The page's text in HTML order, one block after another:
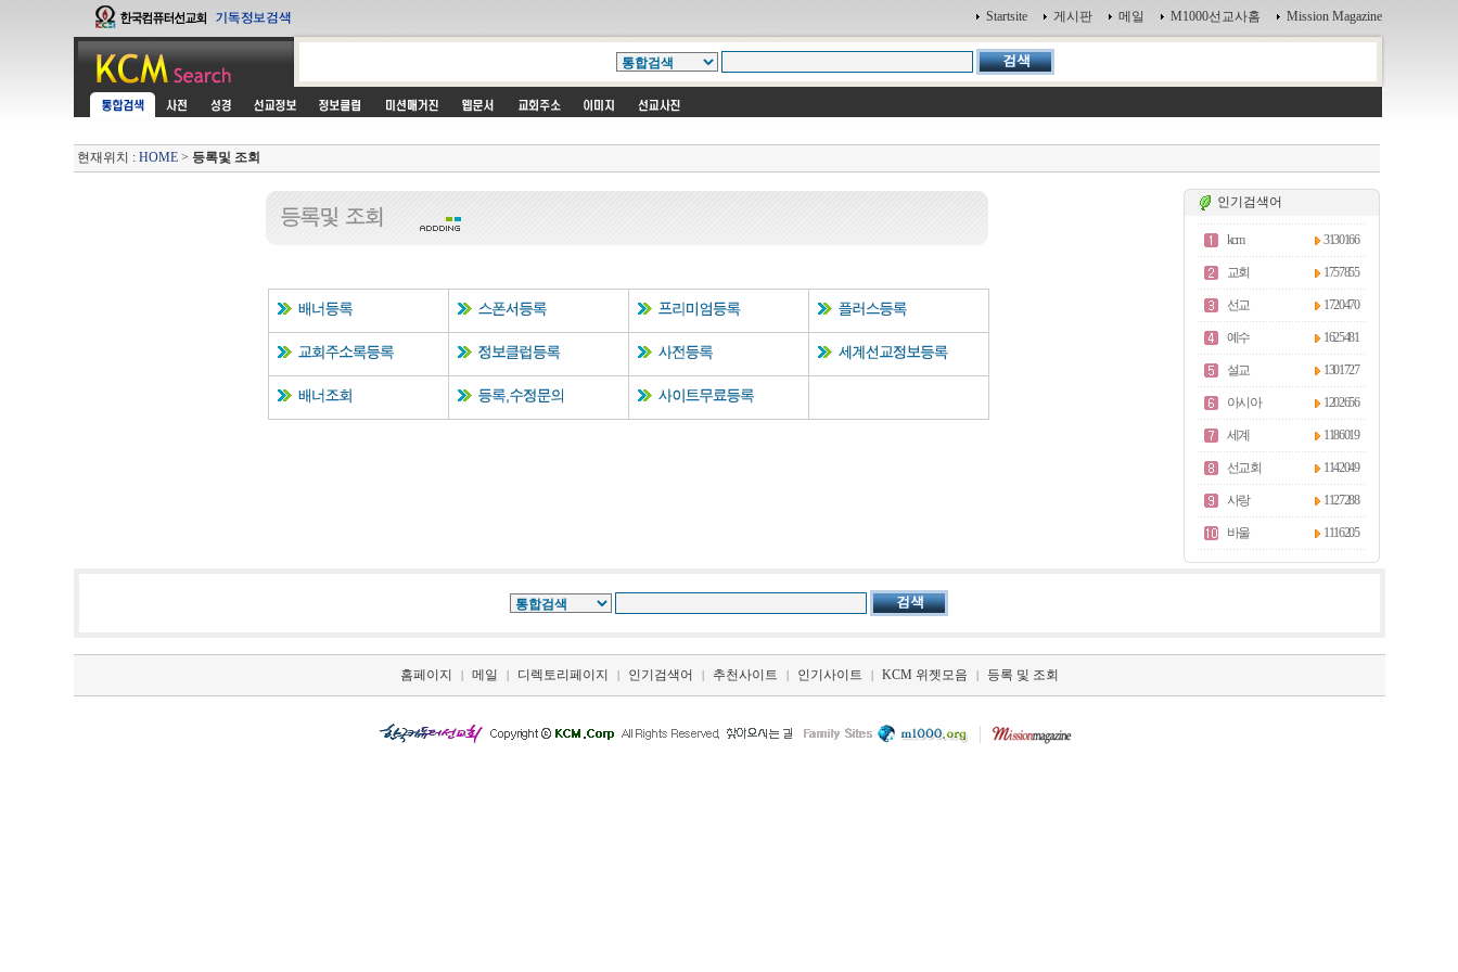
Startsite 게시판 메일 M1000선교사홈 Mission Magazine
현재위치 : HOME> 등록및 조회
인기검색어
kcm 3130166
교회 1757855
선교 1720470
예수 1625481
설교 1301727
아시아 1202656
세계 1186019
선교회 1142049
사랑 1127288
바울 1116205
홈페이지 | 메일 | 디렉토리페이지 | 인기검색어 | 추천사이트 | 인기사이트 | KCM 위젯모음 | 등록 및 조회